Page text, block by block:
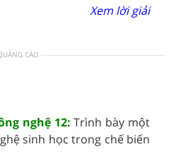
Xem lời giải
CÁO
nghệ 12:Trình bày một
sinh học trong chế biến